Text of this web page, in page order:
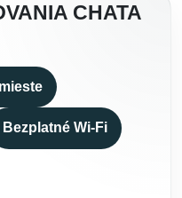
CHATA
Bezplatné Wi-Fi